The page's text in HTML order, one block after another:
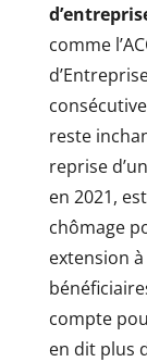
comme
reste
reprise
en 2021,
chômage
extension
compte
en dit plus